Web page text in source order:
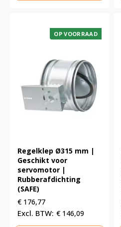
OP VOORRAAD
Regelklep Ø315 mm |
Geschikt voor
servomotor |
Rubberafdichting
(SAFE)
€ 176,77
€ 146,09